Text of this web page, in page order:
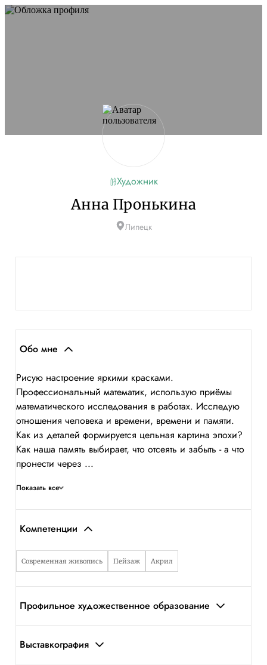
Artists.ru.
Художник
Анна Пронькина
Липецк
Обо мне
Рисую настроение яркими красками.
Профессиональный математик, использую приёмы
математического исследования в работах. Исследую
отношения человека и времени, времени и памяти.
Как из деталей формируется цельная картина эпохи?
Как наша память выбирает, что отсеять и забыть - а что
пронести через ...
Показать все
Компетенции
Современная живопись Пейзаж Акрил
Профильное художественное образование
Выставкография